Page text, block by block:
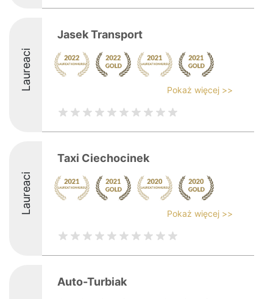
Laureaci
Jasek Transport
Pokaż więcej >>
Laureaci
Taxi Ciechocinek
Pokaż więcej >>
Auto-Turbiak